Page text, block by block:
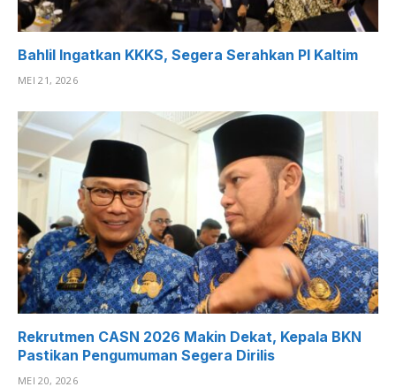
Bahlil Ingatkan KKKS, Segera Serahkan PI Kaltim
MEI 21, 2026
Rekrutmen CASN 2026 Makin Dekat, Kepala BKN
Pastikan Pengumuman Segera Dirilis
MEI 20, 2026